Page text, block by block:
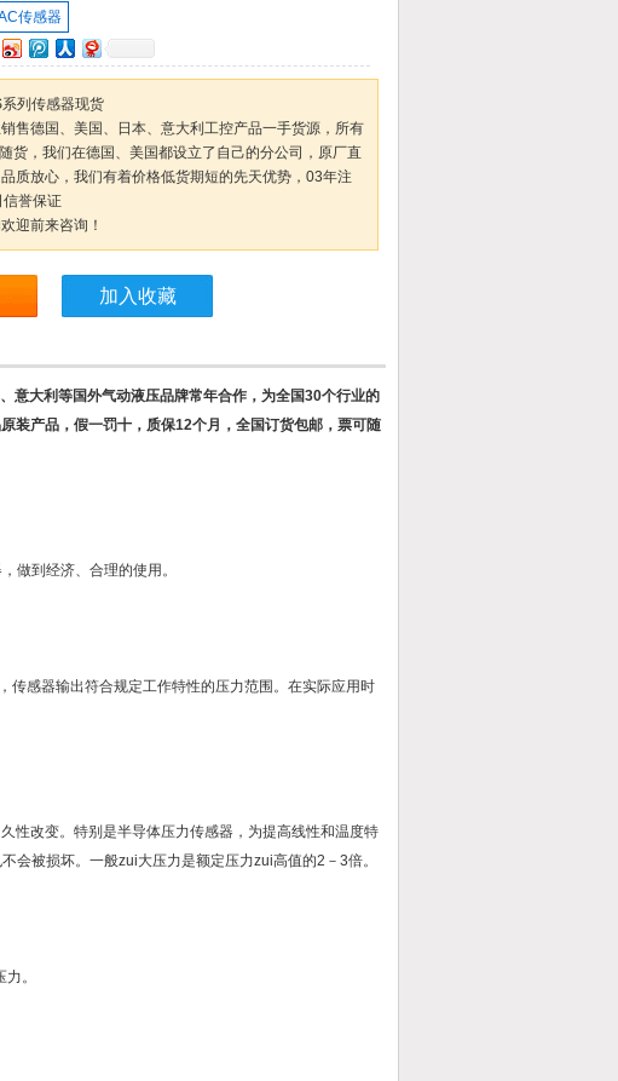
传感器
列传感器现货
售德国、美国、日本、意大利工控产品一手货源，所有
货，我们在德国、美国都设立了自己的分公司，原厂直
质放心，我们有着价格低货期短的先天优势，03年注
誉保证
迎前来咨询！
加入收藏
意大利等国外气动液压品牌常年合作，为全国30个行业的
装产品，假一罚十，质保12个月，全国订货包邮，票可随
做到经济、合理的使用。
传感器输出符合规定工作特性的压力范围。在实际应用时
性改变。特别是半导体压力传感器，为提高线性和温度特
会被损坏。一般zui大压力是额定压力zui高值的2－3倍。
。